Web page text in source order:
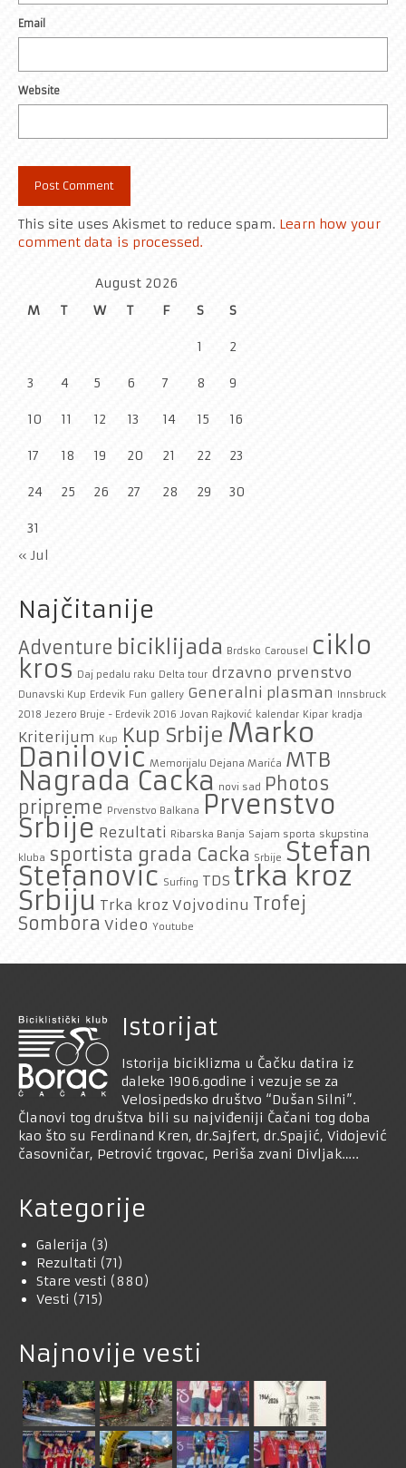
Email
Website
This site uses Akismet to reduce spam. Learn how your
comment data is processed.
August 2026
M
T W T F S S
1 2
3 4 5 6 7 8 9
10 11 12 13 14 15 16
17 18 19 20 21 22 23
24 25 26 27 28 29 30
31
« Jul
Najčitanije
Adventure biciklijada Brdsko Carousel ciklo
kros Daj pedalu raku Delta tour drzavno prvenstvo
Dunavski Kup Erdevik Fun gallery Generalni plasman
Innsbruck
2018 Jezero Bruje - Erdevik 2016 Jovan Rajković kalendar Kipar kradja
Kriterijum Kup Kup Srbije Marko
Danilovic Memorijalu Dejana Marića MTB
Nagrada Cacka novi sad Photos
pripreme
Prvenstvo Balkana Prvenstvo
Srbije Rezultati Ribarska Banja Sajam sporta skupstina
kluba sportista grada Cacka Srbije Stefan
Stefanovic Surfing TDS trka kroz
Srbiju Trka kroz Vojvodinu Trofej
Sombora Video Youtube
Istorijat
Istorija biciklizma u Čačku datira iz
daleke 1906.godine i vezuje se za
Velosipedsko društvo “Dušan Silni”.
Članovi tog društva bili su najviđeniji Čačani tog doba
kao što su Ferdinand Kren, dr.Sajfert, dr.Spajić, Vidojević
časovničar, Petrović trgovac, Periša zvani Divljak…..
Kategorije
Galerija (3)
Rezultati (71)
Stare vesti (880)
Vesti (715)
Najnovije vesti